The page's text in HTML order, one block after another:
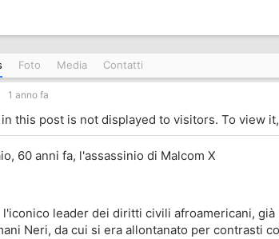
Foto Media Contatti
1 anno fa
this post is not displayed to visitors. To view
60 anni fa, l'assassinio di Malcom X
l'iconico leader dei diritti civili afroamericani,
Neri, da cui si era allontanato per contrasti